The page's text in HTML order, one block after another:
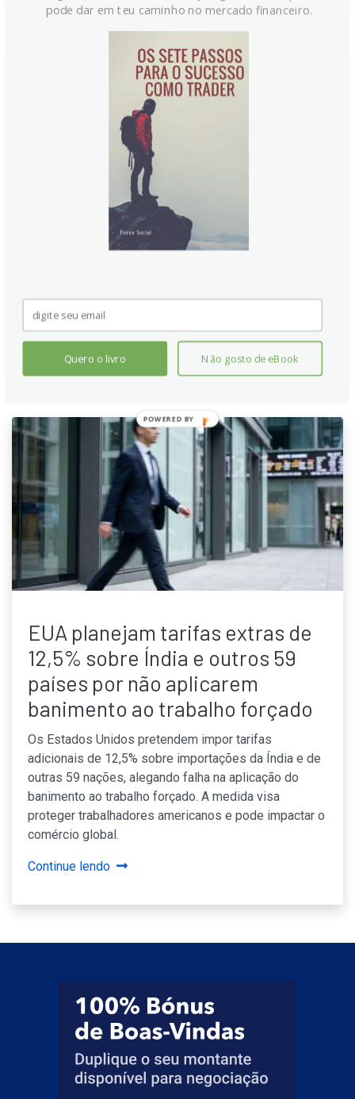
México impõe tarifas de 50%
sobre carros chineses sob
pressão dos EUA, impacto de
US$ 52 bilhões
México planeja aumentar tarifas sobre carros
chineses para 50% e expandir a reforma de impostos
que atinge US$ 52 bilhões em importações. As
medidas, que também atingem aço, têxteis e
à pressão norte-americana sobre a China.
Continue lendo
EUA planejam tarifas extras de
12,5% sobre Índia e outros 59
países por não aplicarem
banimento ao trabalho forçado
Os Estados Unidos pretendem impor tarifas
adicionais de 12,5% sobre importações da Índia e de
outras 59 nações, alegando falha na aplicação do
banimento ao trabalho forçado. A medida visa
proteger trabalhadores americanos e pode impactar o
comércio global.
Continue lendo
pode dar em teu caminho no mercado financeiro.
Quero o livro Não gosto de eBook
POWERED